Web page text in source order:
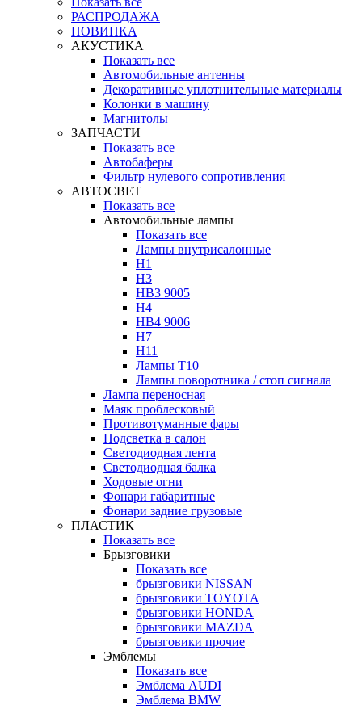
РАСПРОДАЖА
НОВИНКА
АКУСТИКА
Показать все
Автомобильные антенны
Декоративные уплотнительные материалы
Колонки в машину
Магнитолы
ЗАПЧАСТИ
Показать все
Автобаферы
Фильтр нулевого сопротивления
АВТОСВЕТ
Показать все
Автомобильные лампы
Показать все
Лампы внутрисалонные
H1
H3
HB3 9005
H4
HB4 9006
H7
H11
Лампы Т10
Лампы поворотника / стоп сигнала
Лампа переносная
Маяк проблесковый
Противотуманные фары
Подсветка в салон
Светодиодная лента
Светодиодная балка
Ходовые огни
Фонари габаритные
Фонари задние грузовые
ПЛАСТИК
Показать все
Брызговики
Показать все
брызговики NISSAN
брызговики TOYOTA
брызговики HONDA
брызговики MAZDA
брызговики прочие
Эмблемы
Показать все
Эмблема AUDI
Эмблема BMW